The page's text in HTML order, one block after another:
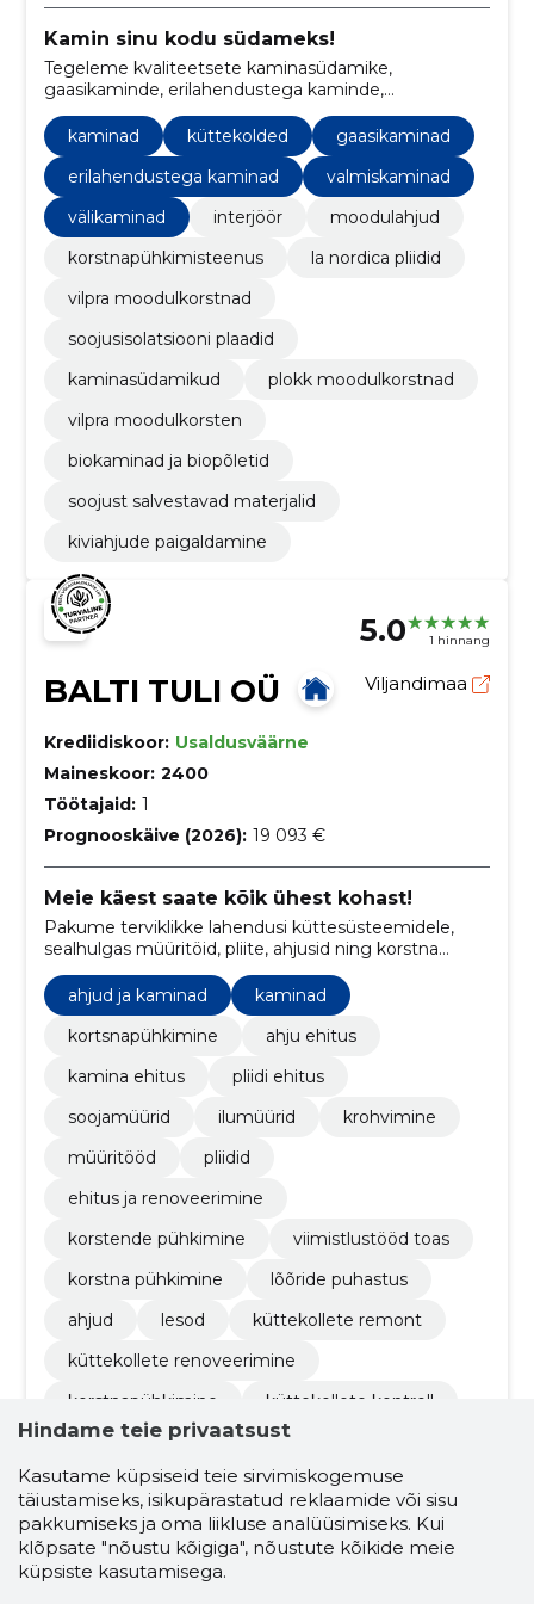
Kamin sinu kodu südameks!
Tegeleme kvaliteetsete kaminasüdamike,
gaasikaminde, erilahendustega kaminde,
moodulahjude ja muude küttekollete müügi ja
paigaldusega
kaminad küttekolded
gaasikaminad
erilahendustega kaminad
valmiskaminad
välikaminad
interjöör
moodulahjud
korstnapühkimisteenus
la nordica pliidid
vilpra moodulkorstnad
soojusisolatsiooni plaadid
kaminasüdamikud
plokk moodulkorstnad
vilpra moodulkorsten
biokaminad ja biopõletid
soojust salvestavad materjalid
kiviahjude paigaldamine
5.0 1 hinnang
BALTI TULI OÜ Viljandimaa
Krediidiskoor: Usaldusväärne
Maineskoor: 2400
Töötajaid: 1
Prognooskäive (2026): 19 093 €
Meie käest saate kõik ühest kohast!
Pakume terviklikke lahendusi küttesüsteemidele,
sealhulgas müüritöid, pliite, ahjusid ning korstna
puhastust, eesmärgiga muuta teie kodu soojaks ja
turvaliseks.
ahjud ja kaminad
kaminad
kortsnapühkimine
ahju ehitus
kamina ehitus
pliidi ehitus
soojamüürid
ilumüürid
krohvimine
müüritööd
pliidid
ehitus ja renoveerimine
korstende pühkimine
viimistlustööd toas
korstna pühkimine
lõõride puhastus
ahjud
lesod
küttekollete remont
küttekollete renoveerimine
korstnapühkimine
küttekollete kontroll
katuse pesu
katue värvimine
fassaadi pesu
fassaadi värvimine
ehitus
puhastamine
korstna
kliendid
Hindame teie privaatsust
Kasutame küpsiseid teie sirvimiskogemuse
täiustamiseks, isikupärastatud reklaamide või sisu
pakkumiseks ja oma liikluse analüüsimiseks. Kui
klõpsate "nõustu kõigiga", nõustute kõikide meie
küpsiste kasutamisega.